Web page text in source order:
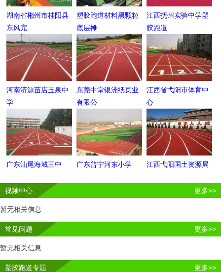
湖南省郴州市桂阳县
东风完
塑胶跑道材料黑颗粒
底层摊
江西抚州实验中学塑
胶跑道
河南济源苗店玉泉中
学
东莞中堂银洲纸页业
有限公
江西省弋阳市体育中
心
广东汕尾海城三中 广东普宁河东小学 江西弋阳国土资源局
视频中心 更多>>
暂无相关信息
常见问题 更多>>
暂无相关信息
塑胶跑道专题 更多>>